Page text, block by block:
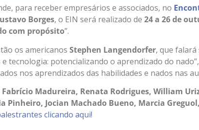
para receber empresários e associados, no
Borges, o EIN será realizado de 24 a 26 de
com propósito”.
os americanos Stephen Langendorfer, que falará
e tecnologia: potencializando o aprendizado do
nos aprendizados das habilidades e nados nas
Fabrício Madureira, Renata Rodrigues, William
Jocian Machado Bueno, Marcia
clicando aqui!